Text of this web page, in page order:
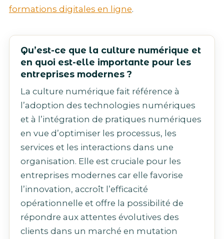
formations digitales en ligne.
Qu’est-ce que la culture numérique et
en quoi est-elle importante pour les
entreprises modernes ?
La culture numérique fait référence à
l’adoption des technologies numériques
et à l’intégration de pratiques numériques
en vue d’optimiser les processus, les
services et les interactions dans une
organisation. Elle est cruciale pour les
entreprises modernes car elle favorise
l’innovation, accroît l’efficacité
opérationnelle et offre la possibilité de
répondre aux attentes évolutives des
clients dans un marché en mutation